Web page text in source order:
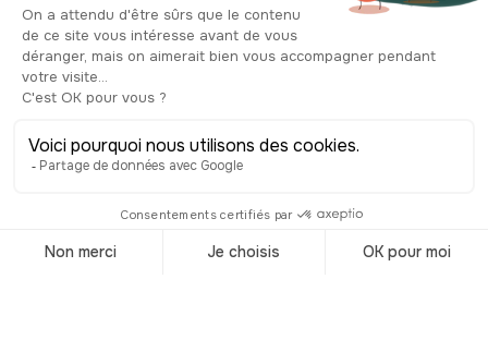
C’est assez exceptionnel de voir cette
maison encore aujourd’hui : pendant la
Seconde Guerre mondiale, les
Allemands détruisent une grande
dangereux. Pour ce faire, plus de 2000
Marseillais seront déportés, et plus de
de Cabre, lui, est miraculeusement
épargné, et survit à la guerre. En 1954,